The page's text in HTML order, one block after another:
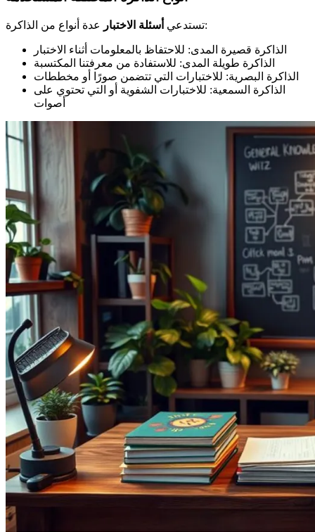
تستدعي أسئلة الاختبار عدة أنواع من الذاكرة:
الذاكرة قصيرة المدى: للاحتفاظ بالمعلومات أثناء الاختبار
الذاكرة طويلة المدى: للاستفادة من معرفتنا المكتسبة
الذاكرة البصرية: للاختبارات التي تتضمن صورًا أو مخططات
الذاكرة السمعية: للاختبارات الشفوية أو التي تحتوي على
أصوات